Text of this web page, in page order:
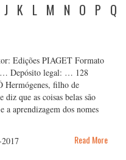
J K L M N O P Q
Edições PIAGET Formato
Depósito legal: … 128
Hermógenes, filho de
que as coisas belas são
a aprendizagem dos nomes
Read More